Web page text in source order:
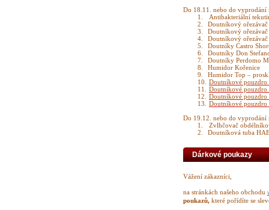
Do 18.11. nebo do vyprodání
1.
Antibakteriální
2.
Doutníkový
3.
Doutníkový
4.
Doutníkový
5.
Doutníky Castro
6.
Doutníky Don
7.
Doutníky Perdomo
8.
Humidor Kořenice
9.
Humidor Top –
10.
Doutníkové pouzdro
11.
Doutníkové pouzdro
12.
Doutníkové pouzdro
13.
Doutníkové pouzdro
Do 19.12. nebo do vyprodání
1.
Zvlhčovač
2.
Doutníková tuba
Dárkové poukazy
Vážení zákazníci,
na stránkách našeho obchodu
poukazů, které pořídíte se